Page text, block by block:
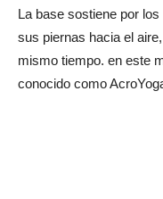
La base sostiene por
sus piernas hacia el
mismo tiempo. en este
conocido como